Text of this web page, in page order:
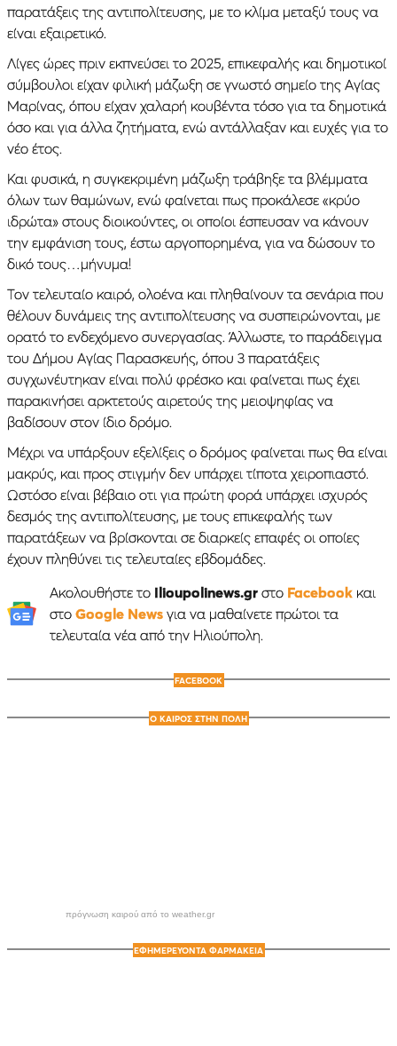
παρατάξεις της αντιπολίτευσης, με το κλίμα μεταξύ τους να
είναι εξαιρετικό.
Λίγες ώρες πριν εκπνεύσει το 2025, επικεφαλής και δημοτικοί
σύμβουλοι είχαν φιλική μάζωξη σε γνωστό σημείο της Αγίας
Μαρίνας, όπου είχαν χαλαρή κουβέντα τόσο για τα δημοτικά
όσο και για άλλα ζητήματα, ενώ αντάλλαξαν και ευχές για το
νέο έτος.
Και φυσικά, η συγκεκριμένη μάζωξη τράβηξε τα βλέμματα
όλων των θαμώνων, ενώ φαίνεται πως προκάλεσε «κρύο
ιδρώτα» στους διοικούντες, οι οποίοι έσπευσαν να κάνουν
την εμφάνιση τους, έστω αργοπορημένα, για να δώσουν το
δικό τους…μήνυμα!
Τον τελευταίο καιρό, ολοένα και πληθαίνουν τα σενάρια που
θέλουν δυνάμεις της αντιπολίτευσης να συσπειρώνονται, με
ορατό το ενδεχόμενο συνεργασίας. Άλλωστε, το παράδειγμα
του Δήμου Αγίας Παρασκευής, όπου 3 παρατάξεις
συγχωνέυτηκαν είναι πολύ φρέσκο και φαίνεται πως έχει
παρακινήσει αρκτετούς αιρετούς της μειοψηφίας να
βαδίσουν στον ίδιο δρόμο.
Μέχρι να υπάρξουν εξελίξεις ο δρόμος φαίνεται πως θα είναι
μακρύς, και προς στιγμήν δεν υπάρχει τίποτα χειροπιαστό.
Ωστόσο είναι βέβαιο οτι για πρώτη φορά υπάρχει ισχυρός
δεσμός της αντιπολίτευσης, με τους επικεφαλής των
παρατάξεων να βρίσκονται σε διαρκείς επαφές οι οποίες
έχουν πληθύνει τις τελευταίες εβδομάδες.
Ακολουθήστε το Ilioupolinews.grστο Facebookκαι
στο Google Newsγια να μαθαίνετε πρώτοι τα
τελευταία νέα από την Ηλιούπολη.
FACEBOOK
Ο ΚΑΙΡΟΣ ΣΤΗΝ ΠΟΛΗ
πρόγνωση καιρού από το weather.gr
ΕΦΗΜΕΡΕΥΟΝΤΑ ΦΑΡΜΑΚΕΙΑ